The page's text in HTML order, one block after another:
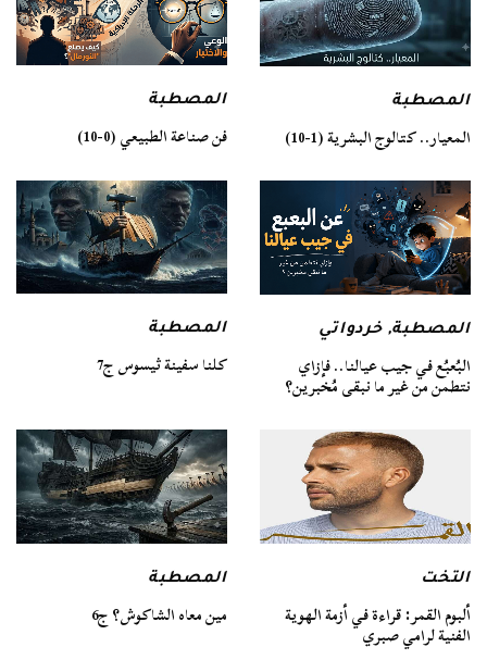
المصطبة
المعيار.. كتالوج البشرية (1-10)
المصطبة
فن صناعة الطبيعي (0-10)
المصطبة,خردواتي
البُعبُع في جيب عيالنا.. فإزاي
نتطمن من غير ما نبقى مُخبرين؟
المصطبة
كلنا سفينة ثيسوس ج7
التخت
ألبوم القمر: قراءة في أزمة الهوية
الفنية لرامي صبري
المصطبة
مين معاه الشاكوش؟ ج6